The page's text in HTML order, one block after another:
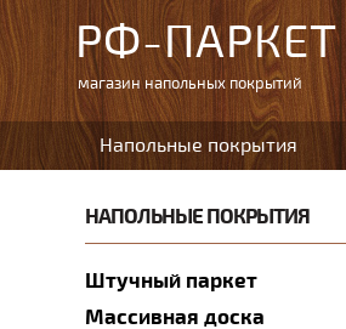
РФ-ПАРКЕТ
магазин напольных покрытий
Напольные покрытия
НАПОЛЬНЫЕ ПОКРЫТИЯ
Штучный паркет
Массивная доска